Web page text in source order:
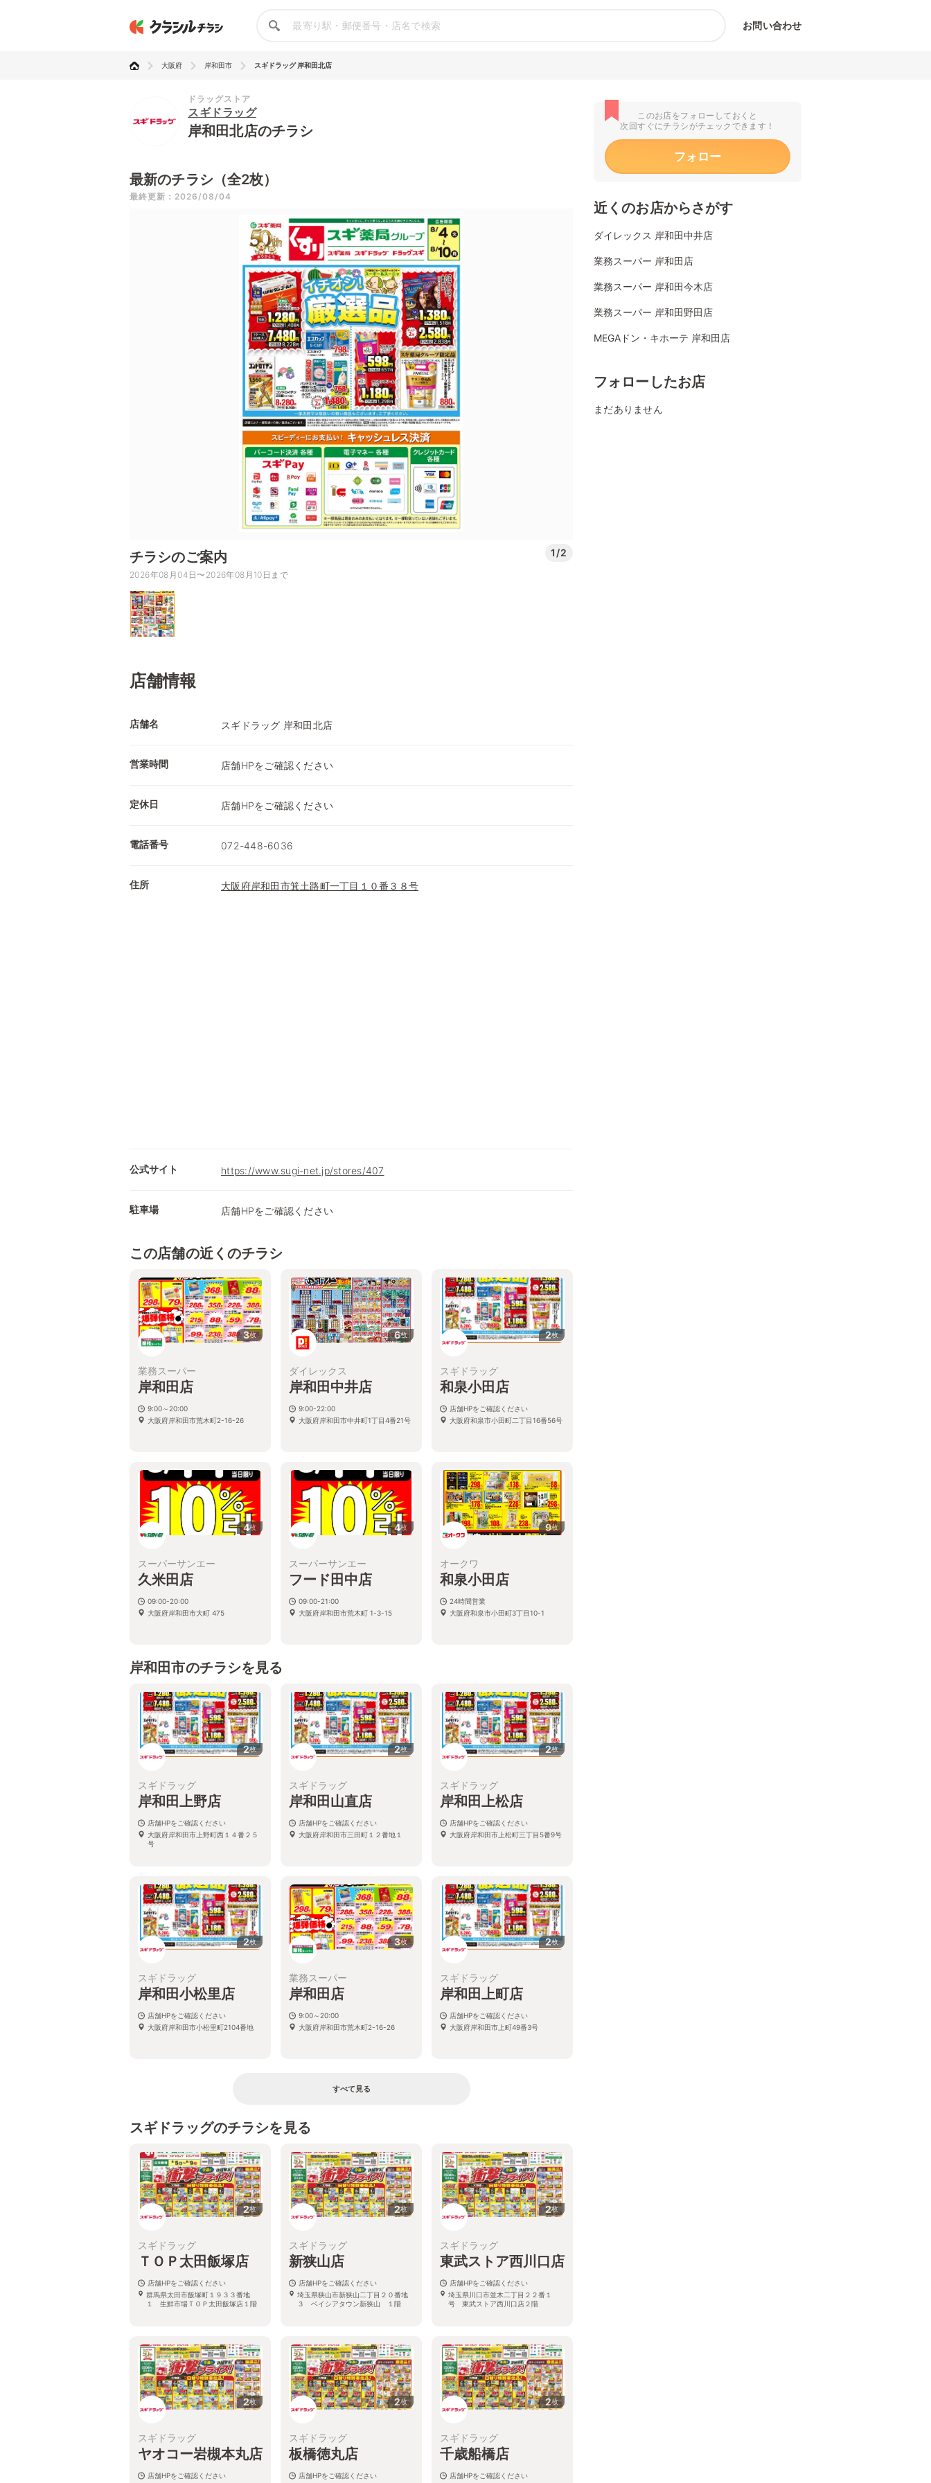
お問い合わせ
大阪府 岸和田市 スギドラッグ 岸和田北店
ドラッグストア
スギドラッグ
岸和田北店のチラシ
最新のチラシ（全2枚）
最終更新：2026/08/04
チラシのご案内 1/2
2026年08月04日〜2026年08月10日まで
店舗情報
店舗名 スギドラッグ 岸和田北店
営業時間 店舗HPをご確認ください
定休日 店舗HPをご確認ください
電話番号 072-448-6036
住所 大阪府岸和田市箕土路町一丁目１０番３８号
公式サイト https://www.sugi-net.jp/stores/407
駐車場 店舗HPをご確認ください
この店舗の近くのチラシ
3枚
業務スーパー
岸和田店
9:00～20:00
大阪府岸和田市荒木町2-16-26
6枚
ダイレックス
岸和田中井店
9:00-22:00
大阪府岸和田市中井町1丁目4番21号
2枚
スギドラッグ
和泉小田店
店舗HPをご確認ください
大阪府和泉市小田町二丁目16番56号
4枚
スーパーサンエー
久米田店
09:00-20:00
大阪府岸和田市大町 475
4枚
スーパーサンエー
フード田中店
09:00-21:00
大阪府岸和田市荒木町 1-3-15
9枚
オークワ
和泉小田店
24時間営業
大阪府和泉市小田町3丁目10-1
岸和田市のチラシを見る
2枚
スギドラッグ
岸和田上野店
店舗HPをご確認ください
大阪府岸和田市上野町西１４番２５
号
2枚
スギドラッグ
岸和田山直店
店舗HPをご確認ください
大阪府岸和田市三田町１２番地１
2枚
スギドラッグ
岸和田上松店
店舗HPをご確認ください
大阪府岸和田市上松町三丁目5番9号
2枚
スギドラッグ
岸和田小松里店
店舗HPをご確認ください
大阪府岸和田市小松里町2104番地
3枚
業務スーパー
岸和田店
9:00～20:00
大阪府岸和田市荒木町2-16-26
2枚
スギドラッグ
岸和田上町店
店舗HPをご確認ください
大阪府岸和田市上町49番3号
すべて見る
スギドラッグのチラシを見る
2枚
スギドラッグ
ＴＯＰ太田飯塚店
店舗HPをご確認ください
群馬県太田市飯塚町１９３３番地
１ 生鮮市場ＴＯＰ太田飯塚店１階
2枚
スギドラッグ
新狭山店
店舗HPをご確認ください
埼玉県狭山市新狭山二丁目２０番地
３ ベイシアタウン新狭山 １階
2枚
スギドラッグ
東武ストア西川口店
店舗HPをご確認ください
埼玉県川口市並木二丁目２２番１
号 東武ストア西川口店２階
2枚
スギドラッグ
ヤオコー岩槻本丸店
店舗HPをご確認ください
2枚
スギドラッグ
板橋徳丸店
店舗HPをご確認ください
2枚
スギドラッグ
千歳船橋店
店舗HPをご確認ください
このお店をフォローしておくと
次回すぐにチラシがチェックできます！
フォロー
近くのお店からさがす
ダイレックス 岸和田中井店
業務スーパー 岸和田店
業務スーパー 岸和田今木店
業務スーパー 岸和田野田店
MEGAドン・キホーテ 岸和田店
フォローしたお店
まだありません